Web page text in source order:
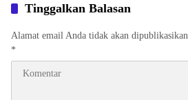
Tinggalkan Balasan
Alamat email Anda tidak akan dipublikasikan.
*